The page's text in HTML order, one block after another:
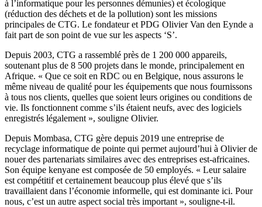
à l’informatique pour les personnes démunies) et écologique
(réduction des déchets et de la pollution) sont les missions
principales de CTG. Le fondateur et PDG Olivier Van den Eynde a
fait part de son point de vue sur les aspects ‘S’.
Depuis 2003, CTG a rassemblé près de 1 200 000 appareils,
soutenant plus de 8 500 projets dans le monde, principalement en
Afrique. « Que ce soit en RDC ou en Belgique, nous assurons le
même niveau de qualité pour les équipements que nous fournissons
à tous nos clients, quelles que soient leurs origines ou conditions de
vie. Ils fonctionnent comme s’ils étaient neufs, avec des logiciels
enregistrés légalement », souligne Olivier.
Depuis Mombasa, CTG gère depuis 2019 une entreprise de
recyclage informatique de pointe qui permet aujourd’hui à Olivier de
nouer des partenariats similaires avec des entreprises est-africaines.
Son équipe kenyane est composée de 50 employés. « Leur salaire
est compétitifet certainement beaucoup plus élevé que s’ils
travaillaient dans l’économie informelle, qui est dominante ici. Pour
nous, c’est un autre aspect social très important », souligne-t-il.